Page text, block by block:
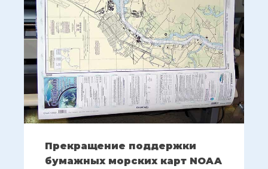
Прекращение поддержки
бумажных морских карт NOAA